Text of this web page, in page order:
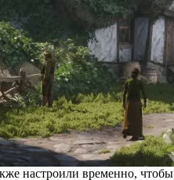
настроили временно,